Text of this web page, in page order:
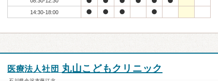
14:30-18:00
医療法人社団 丸山こどもクリニック